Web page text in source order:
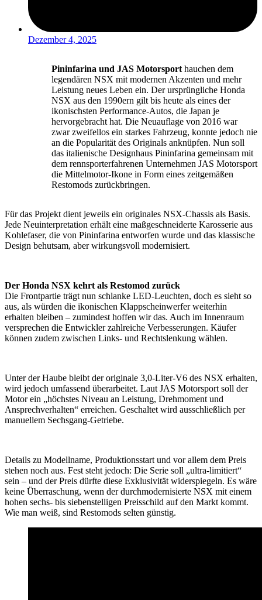
Dezember 4, 2025
Pininfarina und JAS Motorsport hauchen dem
legendären NSX mit modernen Akzenten und mehr
Leistung neues Leben ein. Der ursprüngliche Honda
NSX aus den 1990ern gilt bis heute als eines der
ikonischsten Performance-Autos, die Japan je
hervorgebracht hat. Die Neuauflage von 2016 war
zwar zweifellos ein starkes Fahrzeug, konnte jedoch nie
an die Popularität des Originals anknüpfen. Nun soll
das italienische Designhaus Pininfarina gemeinsam mit
dem rennsporterfahrenen Unternehmen JAS Motorsport
die Mittelmotor-Ikone in Form eines zeitgemäßen
Restomods zurückbringen.
Für das Projekt dient jeweils ein originales NSX-Chassis als Basis.
Jede Neuinterpretation erhält eine maßgeschneiderte Karosserie aus
Kohlefaser, die von Pininfarina entworfen wurde und das klassische
Design behutsam, aber wirkungsvoll modernisiert.
Der Honda NSX kehrt als Restomod zurück
Die Frontpartie trägt nun schlanke LED-Leuchten, doch es sieht so
aus, als würden die ikonischen Klappscheinwerfer weiterhin
erhalten bleiben – zumindest hoffen wir das. Auch im Innenraum
versprechen die Entwickler zahlreiche Verbesserungen. Käufer
können zudem zwischen Links- und Rechtslenkung wählen.
Unter der Haube bleibt der originale 3,0-Liter-V6 des NSX erhalten,
wird jedoch umfassend überarbeitet. Laut JAS Motorsport soll der
Motor ein „höchstes Niveau an Leistung, Drehmoment und
Ansprechverhalten“ erreichen. Geschaltet wird ausschließlich per
manuellem Sechsgang-Getriebe.
Details zu Modellname, Produktionsstart und vor allem dem Preis
stehen noch aus. Fest steht jedoch: Die Serie soll „ultra-limitiert“
sein – und der Preis dürfte diese Exklusivität widerspiegeln. Es wäre
keine Überraschung, wenn der durchmodernisierte NSX mit einem
hohen sechs- bis siebenstelligen Preisschild auf den Markt kommt.
Wie man weiß, sind Restomods selten günstig.